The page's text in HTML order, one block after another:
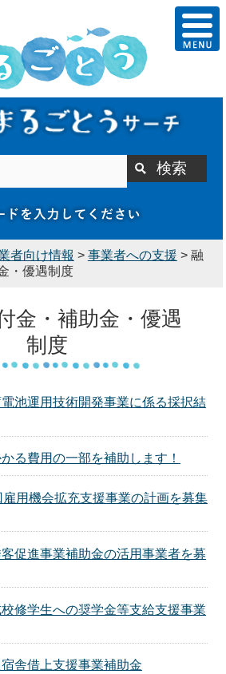
者向け情報 > 事業者への支援 > 融
・優遇制度
金・補助金・優遇
制度
池運用技術開発事業に係る採択結
る費用の一部を補助します！
用機会拡充支援事業の計画を募集
促進事業補助金の活用事業者を募
修学生への奨学金等支給支援事業
舎借上支援事業補助金